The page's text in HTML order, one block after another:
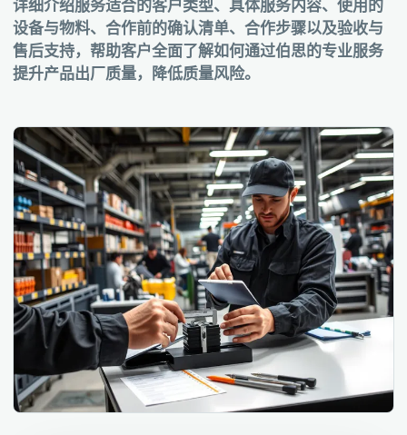
详细介绍服务适合的客户类型、具体服务内容、使用的
设备与物料、合作前的确认清单、合作步骤以及验收与
售后支持，帮助客户全面了解如何通过伯思的专业服务
提升产品出厂质量，降低质量风险。